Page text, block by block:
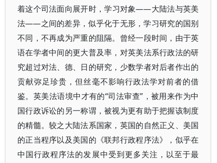
着这个司法面向展开时，学习对象——大陆法与英美
法——之间的差异，似乎化于无形，学习研究的国别
不同，不再成为严重的阻隔。曾经一段时间，由于英
语在学者中间的更大普及率，对英美法系行政法的研
究超过对法、德、日的研究，少数学者对后者作出的
贡献弥足珍贵，但丝毫不影响行政法学对前者的借
鉴。英美法语境中才有的“司法审查”，被用来作为中
国行政诉讼的另一称谓，被视为更有助于把握该制度
的精髓。较之大陆法系国家，英国的自然正义、美国
的正当程序以及美国的《联邦行政程序法》，似乎在
中国行政程序法的发展中受到更多关注，以至于最